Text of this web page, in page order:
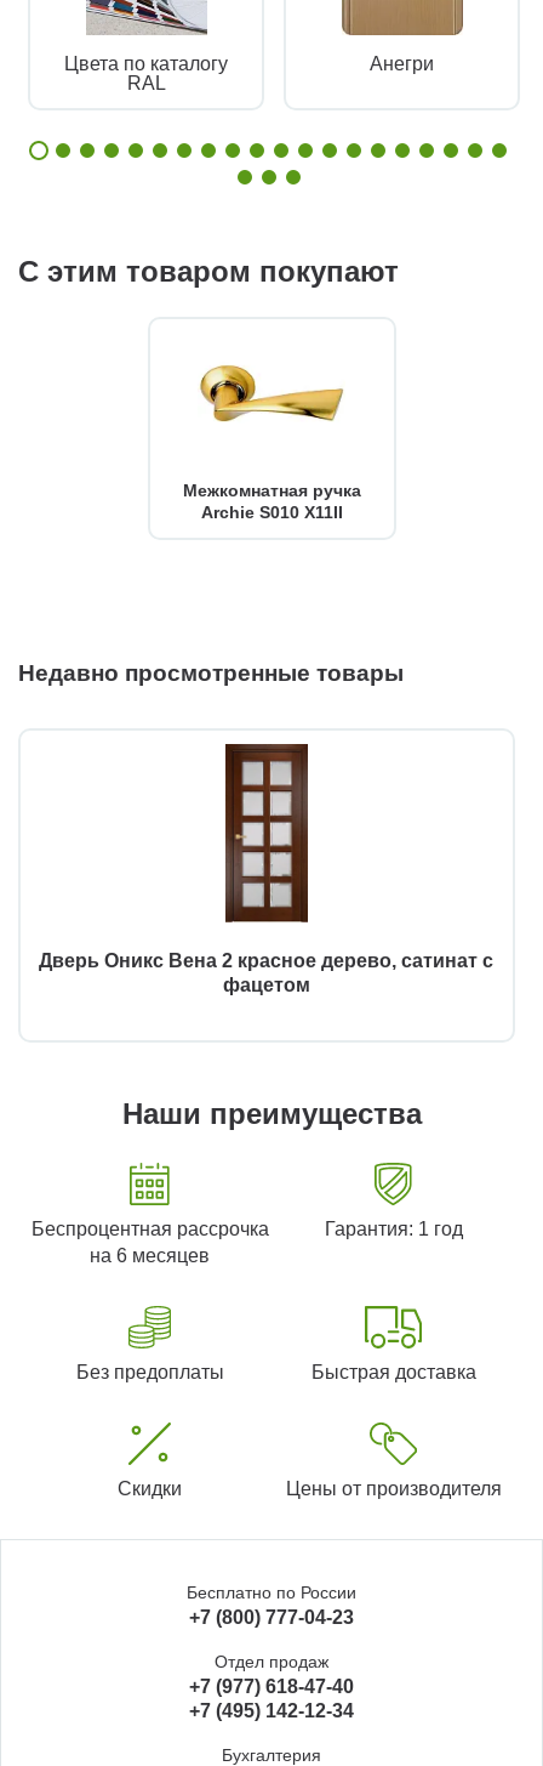
Цвета по каталогу
RAL
Анегри
С этим товаром покупают
Межкомнатная ручка
Archie S010 X11II
Недавно просмотренные товары
Дверь Оникс Вена 2 красное дерево, сатинат с
фацетом
Наши преимущества
Беспроцентная рассрочка
на 6 месяцев
Гарантия: 1 год
Без предоплаты Быстрая доставка
Скидки Цены от производителя
Бесплатно по России
+7 (800) 777-04-23
Отдел продаж
+7 (977) 618-47-40
+7 (495) 142-12-34
Бухгалтерия